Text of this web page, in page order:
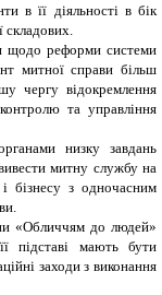
в її діяльності в бік
складових.
щодо реформи системи
митної справи більш
чергу відокремлення
та управління
низку завдань
митну службу на
бізнесу з одночасним
«Обличчям до людей»
підставі мають бути
заходи з виконання